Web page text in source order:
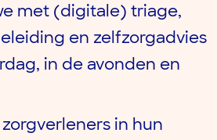
met (digitale) triage,
en zelfzorgadvies
in de avonden en
in hun